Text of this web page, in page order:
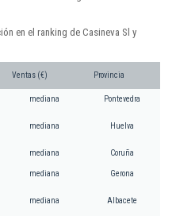
en el ranking de Casineva Sl y
Ventas (€) Provincia
mediana Pontevedra
mediana Huelva
mediana Coruña
mediana Gerona
mediana Albacete